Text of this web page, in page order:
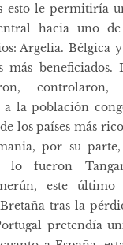
esto le permitiría
hacia uno
Argelia. Bélgica
beneficiados.
a la población
los países más
por su
lo fueron
este último
tras la
pretendía